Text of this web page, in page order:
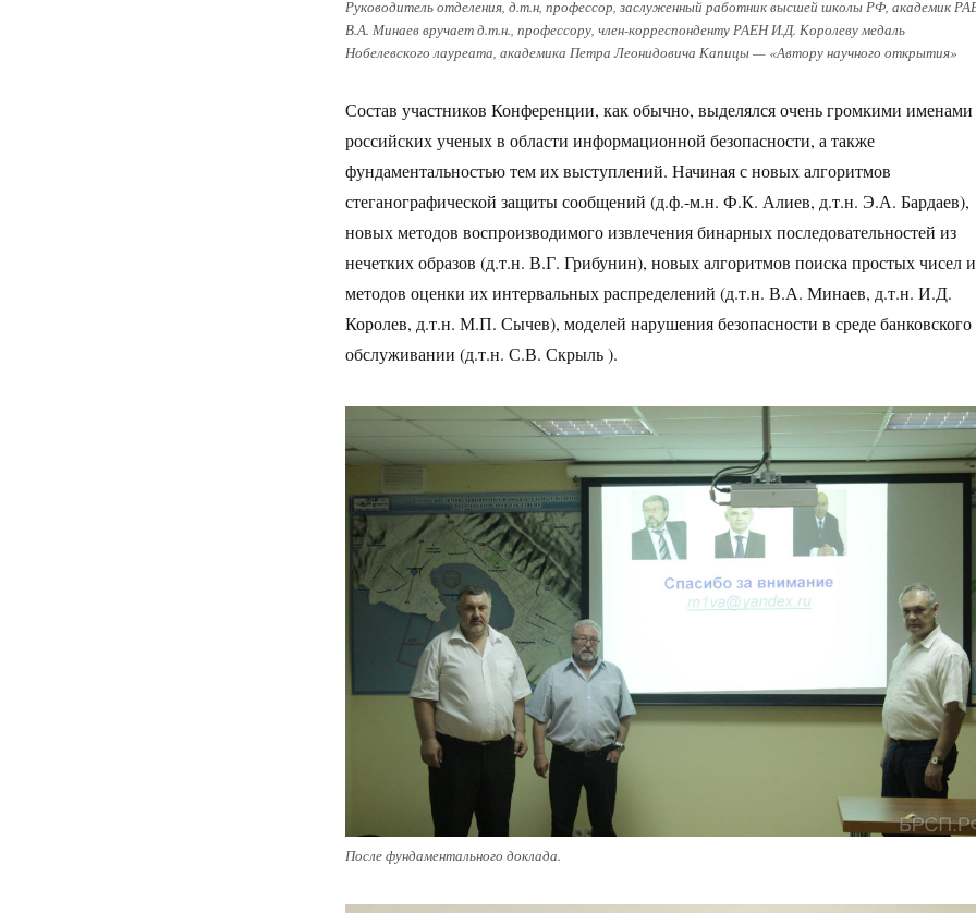
Руководитель отделения, д.т.н, профессор, заслуженный работник высшей школы РФ, академик
В.А. Минаев вручает д.т.н., профессору, член-корреспонденту РАЕН И.Д. Королеву медаль
Нобелевского лауреата, академика Петра Леонидовича Капицы — «Автору научного открытия»
Состав участников Конференции, как обычно, выделялся очень громкими именами
российских ученых в области информационной безопасности, а также
фундаментальностью тем их выступлений. Начиная с новых алгоритмов
стеганографической защиты сообщений (д.ф.-м.н. Ф.К. Алиев, д.т.н. Э.А. Бардаев),
новых методов воспроизводимого извлечения бинарных последовательностей из
нечетких образов (д.т.н. В.Г. Грибунин), новых алгоритмов поиска простых чисел и
методов оценки их интервальных распределений (д.т.н. В.А. Минаев, д.т.н. И.Д.
Королев, д.т.н. М.П. Сычев), моделей нарушения безопасности в среде банковского
обслуживании (д.т.н. С.В. Скрыль ).
После фундаментального доклада.